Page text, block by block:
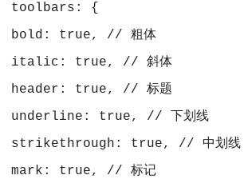
toolbars: {
bold: true, // 粗体
italic: true, // 斜体
header: true, // 标题
underline: true, // 下划线
strikethrough: true, // 中划线
mark: true, // 标记